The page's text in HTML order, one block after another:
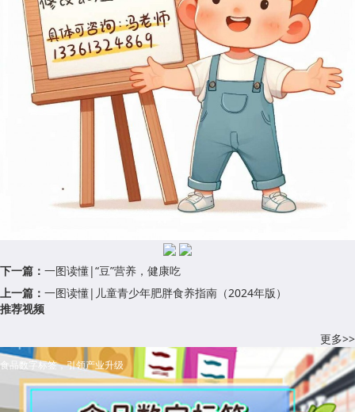
下一篇： 一图读懂|“豆”营养，健康吃
上一篇： 一图读懂|儿童青少年肥胖食养指南（2024年版）
推荐视频
更多>>
食品数字标签，引领产业升级